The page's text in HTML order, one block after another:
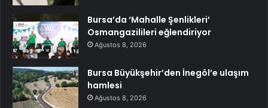
Bursa’da ‘Mahalle Şenlikleri’
Osmangazilileri eğlendiriyor
Ağustos 8, 2026
Bursa Büyükşehir’den İnegöl’e ulaşım
hamlesi
Ağustos 8, 2026